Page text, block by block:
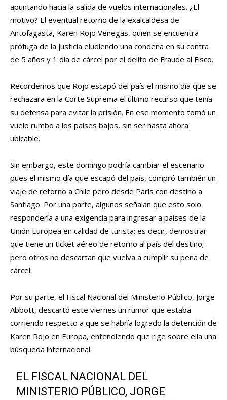
apuntando hacia la salida de vuelos internacionales. ¿El
motivo? El eventual retorno de la exalcaldesa de
Antofagasta, Karen Rojo Venegas, quien se encuentra
prófuga de la justicia eludiendo una condena en su contra
de 5 años y 1 día de cárcel por el delito de Fraude al Fisco.
Recordemos que Rojo escapó del país el mismo día que se
rechazara en la Corte Suprema el último recurso que tenía
su defensa para evitar la prisión. En ese momento tomó un
vuelo rumbo a los países bajos, sin ser hasta ahora
ubicable.
Sin embargo, este domingo podría cambiar el escenario
pues el mismo día que escapó del país, compró también un
viaje de retorno a Chile pero desde Paris con destino a
Santiago. Por una parte, algunos señalan que esto solo
respondería a una exigencia para ingresar a países de la
Unión Europea en calidad de turista; es decir, demostrar
que tiene un ticket aéreo de retorno al país del destino;
pero otros no descartan que vuelva a cumplir su pena de
cárcel.
Por su parte, el Fiscal Nacional del Ministerio Público, Jorge
Abbott, descartó este viernes un rumor que estaba
corriendo respecto a que se habría logrado la detención de
Karen Rojo en Europa, entendiendo que rige sobre ella una
búsqueda internacional.
EL FISCAL NACIONAL DEL
MINISTERIO PÚBLICO, JORGE